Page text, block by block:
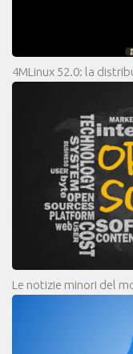
4MLinux 52.0: la
Le notizie minori del